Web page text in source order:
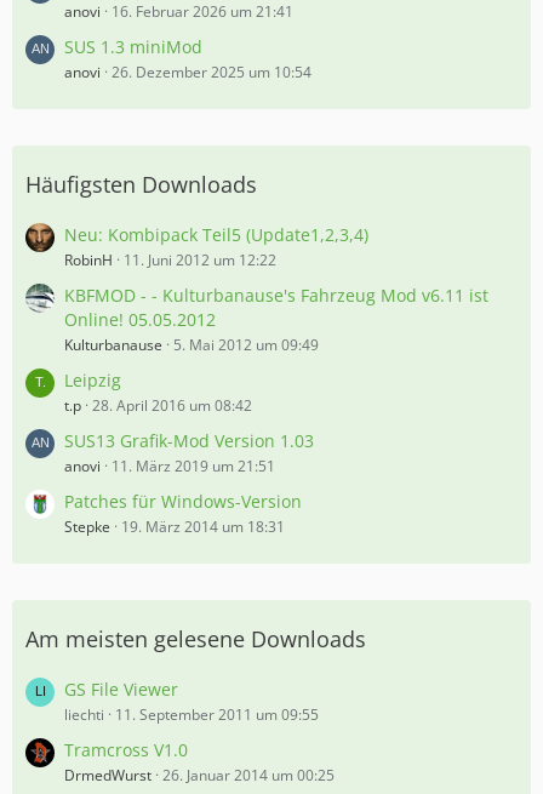
anovi 16. Februar 2026 um 21:41
SUS 1.3 miniMod
anovi 26. Dezember 2025 um 10:54
Häufigsten Downloads
Neu: Kombipack Teil5 (Update1,2,3,4)
RobinH 11. Juni 2012 um 12:22
KBFMOD - - Kulturbanause's Fahrzeug Mod v6.11 ist
Online! 05.05.2012
Kulturbanause 5. Mai 2012 um 09:49
Leipzig
t.p 28. April 2016 um 08:42
SUS13 Grafik-Mod Version 1.03
anovi 11. März 2019 um 21:51
Patches für Windows-Version
Stepke 19. März 2014 um 18:31
Am meisten gelesene Downloads
GS File Viewer
liechti 11. September 2011 um 09:55
Tramcross V1.0
DrmedWurst 26. Januar 2014 um 00:25